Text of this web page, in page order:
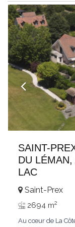
SAINT-
DU LÉMAN,
LAC
Saint-Prex
2694 m2
Au cœur de La